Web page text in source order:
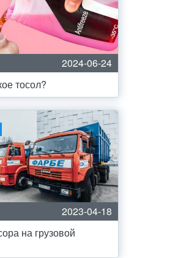
2024-06-24
тосол?
2023-04-18
на грузовой